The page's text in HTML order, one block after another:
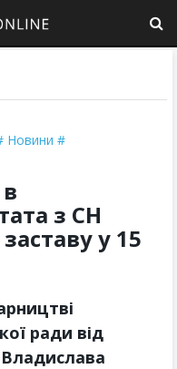
Новини
з СН
у 15
ради від